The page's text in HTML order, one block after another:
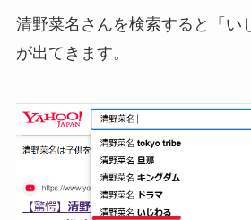
清野菜名さんを検索すると「い
が出てきます。